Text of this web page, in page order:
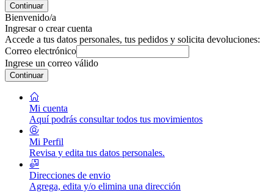
Continuar
Bienvenido/a
Ingresar o crear cuenta
Accede a tus datos personales, tus pedidos y solicita devoluciones:
Correo electrónico
Ingrese un correo válido
Continuar
Mi cuenta
Aquí podrás consultar todos tus movimientos
Mi Perfil
Revisa y edita tus datos personales.
Direcciones de envio
Agrega, edita y/o elimina una dirección